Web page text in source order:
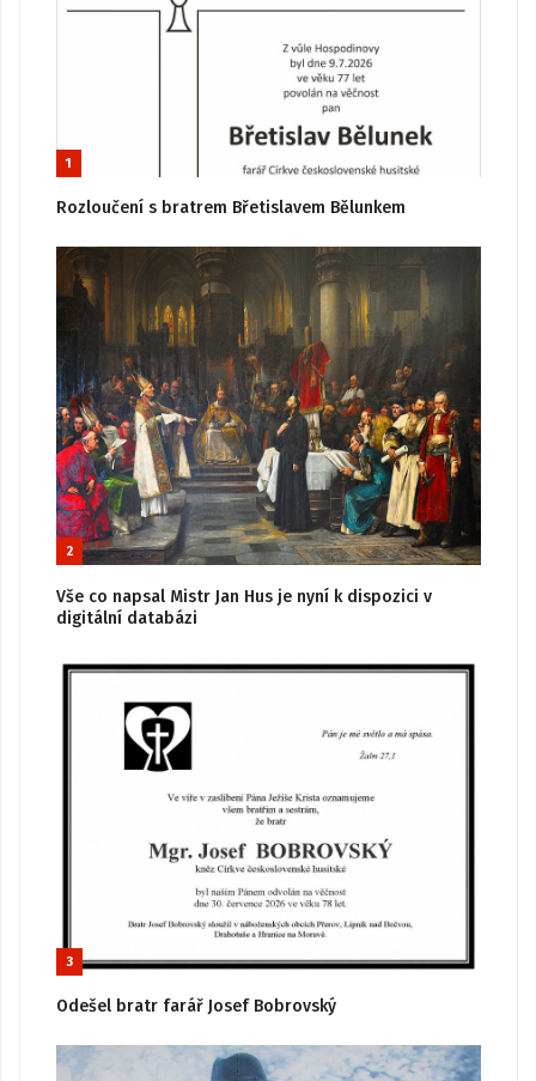
1
Rozloučení s bratrem Břetislavem Bělunkem
2
Vše co napsal Mistr Jan Hus je nyní k dispozici v
digitální databázi
3
Odešel bratr farář Josef Bobrovský